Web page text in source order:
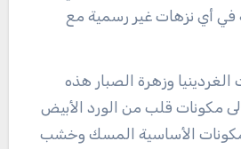
في أي نزهات غير رسمية مع
وزهرة الصبار هذه
إلى مكونات قلب من الورد الأبيض
المكونات الأساسية المسك وخشب